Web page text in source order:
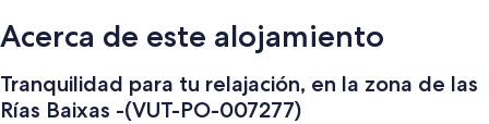
Acerca de este alojamiento
Tranquilidad para tu relajación, en la zona de las
Rías Baixas -(VUT-PO-007277)